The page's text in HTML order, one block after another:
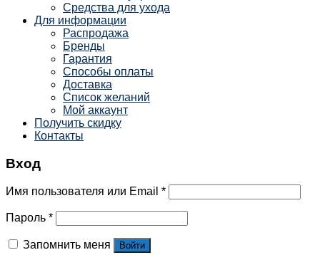
Средства для ухода
Для информации
Распродажа
Бренды
Гарантия
Способы оплаты
Доставка
Список желаний
Мой аккаунт
Получить скидку
Контакты
Вход
Имя пользователя или Email *
Пароль *
Запомнить меня Войти